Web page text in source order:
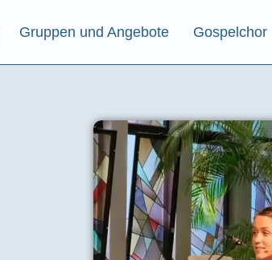
Gruppen und Angebote Gospelchor